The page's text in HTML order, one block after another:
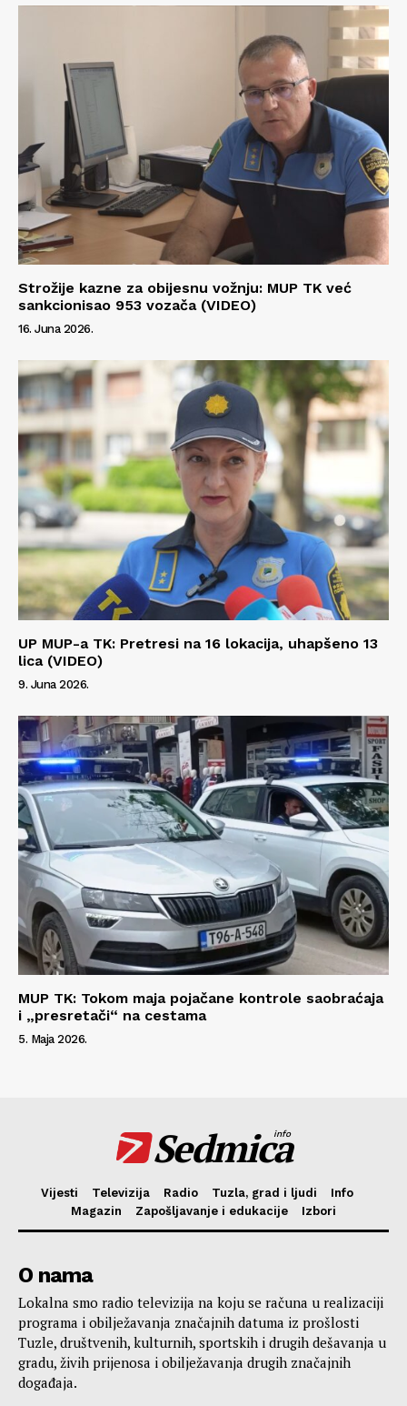
Info
O nama
Kontakt
Impressum
Strožije kazne za obijesnu vožnju: MUP TK već
sankcionisao 953 vozača (VIDEO)
16. Juna 2026.
UP MUP-a TK: Pretresi na 16 lokacija, uhapšeno 13
lica (VIDEO)
9. Juna 2026.
MUP TK: Tokom maja pojačane kontrole saobraćaja
i „presretači“ na cestama
5. Maja 2026.
Sedmica
info
Vijesti Televizija Radio Tuzla, grad i ljudi
Info
Magazin
Zapošljavanje i edukacije Izbori
O nama
Lokalna smo radio televizija na koju se računa u realizaciji
programa i obilježavanja značajnih datuma iz prošlosti
Tuzle, društvenih, kulturnih, sportskih i drugih dešavanja u
gradu, živih prijenosa i obilježavanja drugih značajnih
događaja.